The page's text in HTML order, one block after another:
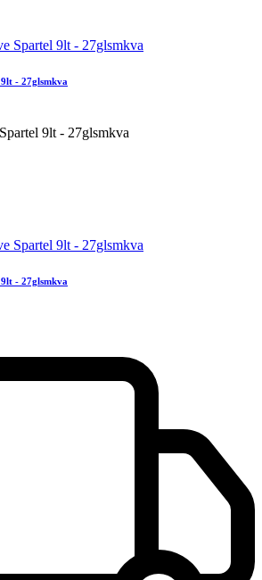
- 27glsmkva
9lt - 27glsmkva
- 27glsmkva